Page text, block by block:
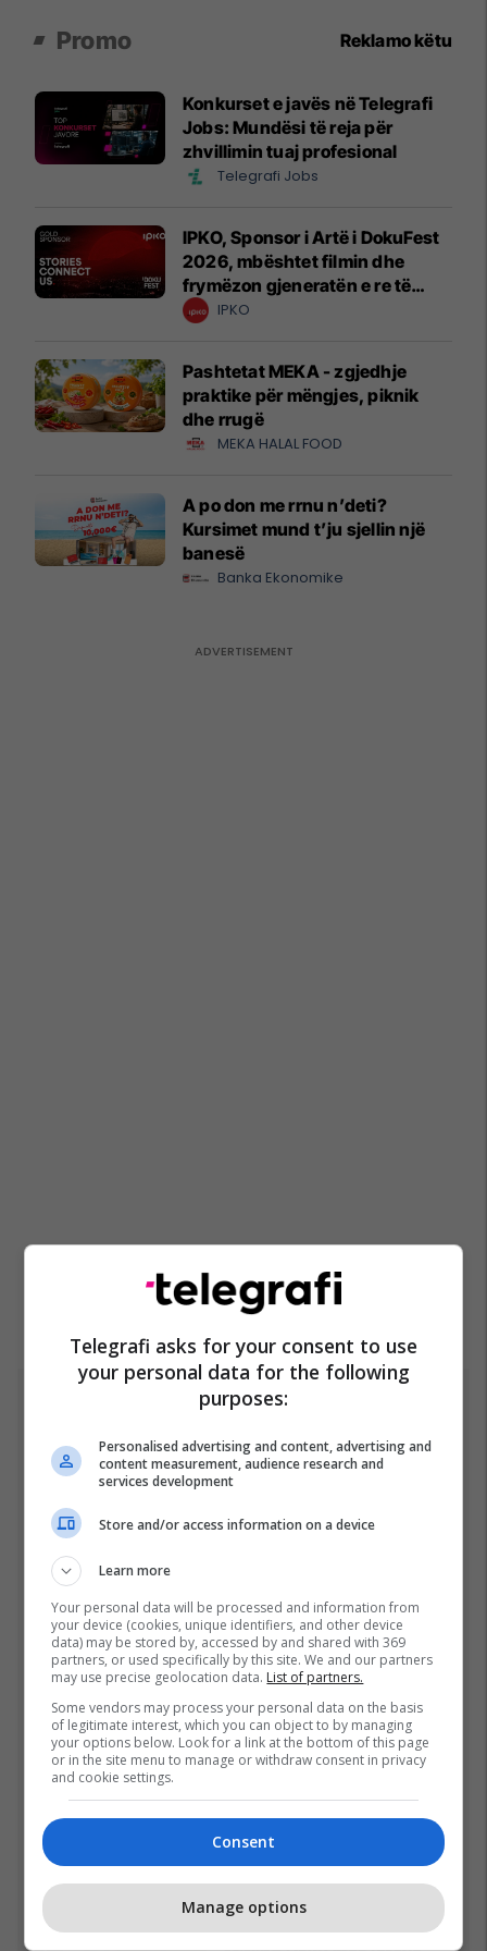
Promo Reklamo këtu
Konkurset e javës në Telegrafi
Jobs: Mundësi të reja për
zhvillimin tuaj profesional
Telegrafi Jobs
IPKO, Sponsor i Artë i DokuFest
2026, mbështet filmin dhe
frymëzon gjeneratën e re të
krijuesve
IPKO
Pashtetat MEKA - zgjedhje
praktike për mëngjes, piknik
dhe rrugë
MEKA HALAL FOOD
A po don me rrnu n’deti?
Kursimet mund t’ju sjellin një
banesë
Banka Ekonomike
Incidenti me vezë ndaj
Kurtit, gjithçka ndodhi në
Kuvendit
06/08/2026
Kosovës për krime lufte,
ish-gjenerali serb thotë se
dikush e tradhtoi në
Beograd
02/08/2026
Një pleskavicë e ngrënë
nga Dua Lipa në Prishtinë
në orën 04:28 të mëngjesit
shpall gjendjen e luftës
Deda: Nëse deri nesër nuk
konstituohet Kuvendi, të
bëjnë shkelje të rëndë
06/08/2026
Telegrafi asks for your consent to use
your personal data for the following
purposes:
Personalised advertising and content, advertising and
content measurement, audience research and
services development
Store and/or access information on a device
Learn more
Your personal data will be processed and information from
your device (cookies, unique identifiers, and other device
data) may be stored by, accessed by and shared with 369
partners, or used specifically by this site. We and our partners
may use precise geolocation data. List of partners.
Some vendors may process your personal data on the basis
of legitimate interest, which you can object to by managing
your options below. Look for a link at the bottom of this page
or in the site menu to manage or withdraw consent in privacy
and cookie settings.
Consent
Manage options